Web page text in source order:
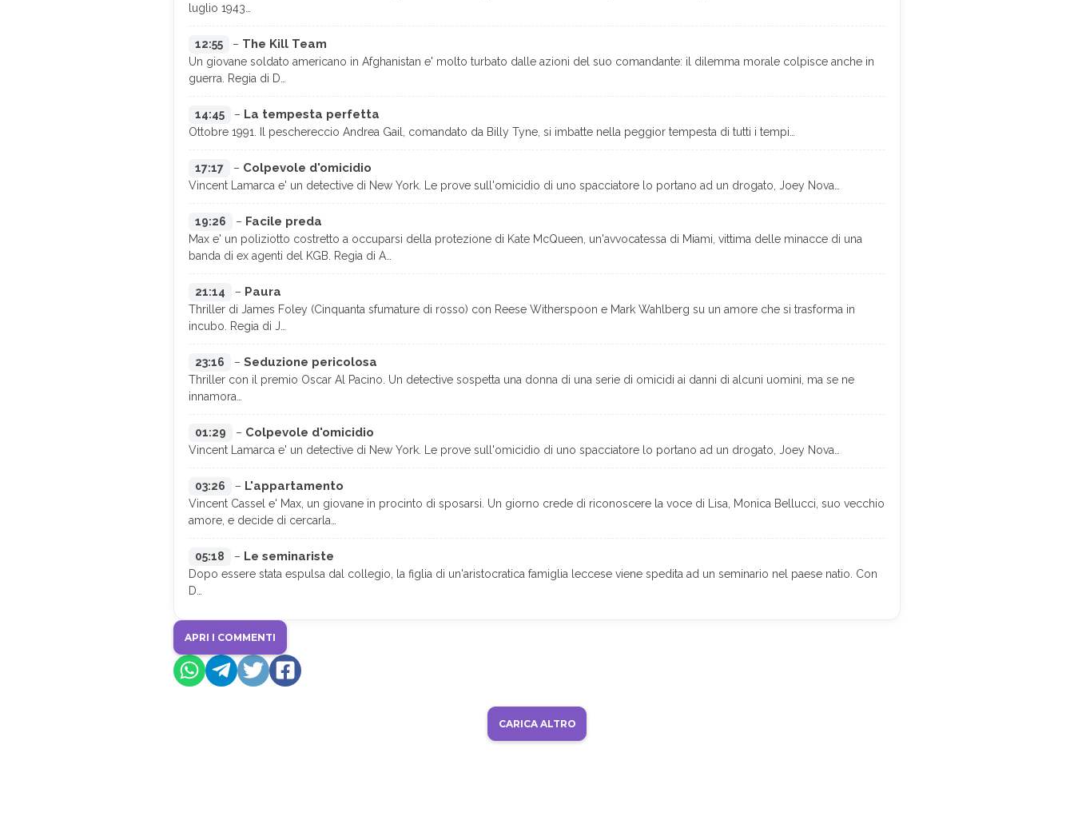
luglio 1943…
12:55 – The Kill Team
Un giovane soldato americano in Afghanistan e' molto turbato dalle azioni del suo comandante: il dilemma morale colpisce anche in
guerra. Regia di D…
14:45 – La tempesta perfetta
Ottobre 1991. Il peschereccio Andrea Gail, comandato da Billy Tyne, si imbatte nella peggior tempesta di tutti i tempi…
17:17 – Colpevole d'omicidio
Vincent Lamarca e' un detective di New York. Le prove sull'omicidio di uno spacciatore lo portano ad un drogato, Joey Nova…
19:26 – Facile preda
Max e' un poliziotto costretto a occuparsi della protezione di Kate McQueen, un'avvocatessa di Miami, vittima delle minacce di una
banda di ex agenti del KGB. Regia di A…
21:14 – Paura
Thriller di James Foley (Cinquanta sfumature di rosso) con Reese Witherspoon e Mark Wahlberg su un amore che si trasforma in
incubo. Regia di J…
23:16 – Seduzione pericolosa
Thriller con il premio Oscar Al Pacino. Un detective sospetta una donna di una serie di omicidi ai danni di alcuni uomini, ma se ne
innamora…
01:29 – Colpevole d'omicidio
Vincent Lamarca e' un detective di New York. Le prove sull'omicidio di uno spacciatore lo portano ad un drogato, Joey Nova…
03:26 – L'appartamento
Vincent Cassel e' Max, un giovane in procinto di sposarsi. Un giorno crede di riconoscere la voce di Lisa, Monica Bellucci, suo vecchio
amore, e decide di cercarla…
05:18 – Le seminariste
Dopo essere stata espulsa dal collegio, la figlia di un'aristocratica famiglia leccese viene spedita ad un seminario nel paese natio. Con
D…
APRI I COMMENTI
CARICA ALTRO